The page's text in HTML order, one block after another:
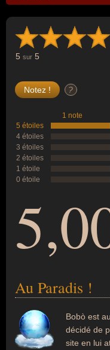
5 sur 5
?
1 note
5 étoiles
4 étoiles
3 étoiles
2 étoiles
1 étoile
0 étoile
Au Paradis !
Bobò est au
décidé de
site en lui